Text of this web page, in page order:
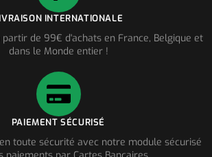
INTERNATIONALE
de 99€ d'achats en France, Belgique et
dans le Monde entier !
PAIEMENT SÉCURISÉ
toute sécurité avec notre module sécurisé